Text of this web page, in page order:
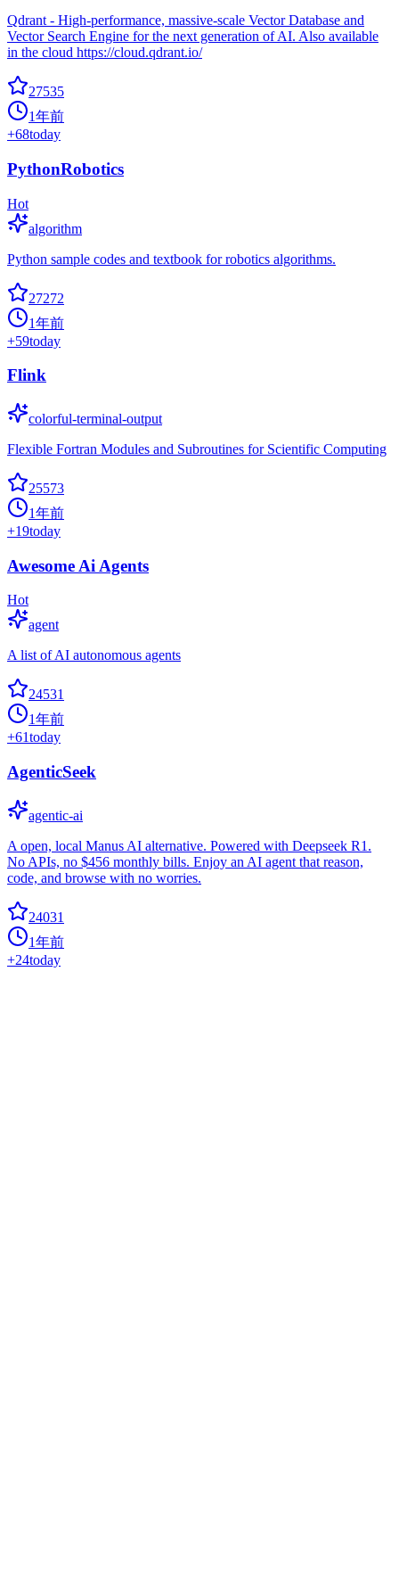
Qdrant - High-performance, massive-scale Vector Database and
Vector Search Engine for the next generation of AI. Also available
in the cloud https://cloud.qdrant.io/
27535
1年前
+68today
PythonRobotics
Hot
algorithm
Python sample codes and textbook for robotics algorithms.
27272
1年前
+59today
Flink
colorful-terminal-output
Flexible Fortran Modules and Subroutines for Scientific Computing
25573
1年前
+19today
Awesome Ai Agents
Hot
agent
A list of AI autonomous agents
24531
1年前
+61today
AgenticSeek
agentic-ai
A open, local Manus AI alternative. Powered with Deepseek R1.
No APIs, no $456 monthly bills. Enjoy an AI agent that reason,
code, and browse with no worries.
24031
1年前
+24today